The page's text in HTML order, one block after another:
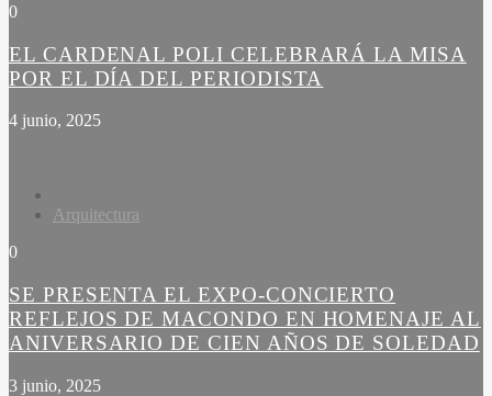
0
EL CARDENAL POLI CELEBRARÁ LA MISA
POR EL DÍA DEL PERIODISTA
4 junio, 2025
Arquitectura
0
SE PRESENTA EL EXPO-CONCIERTO
REFLEJOS DE MACONDO EN HOMENAJE AL
ANIVERSARIO DE CIEN AÑOS DE SOLEDAD
3 junio, 2025